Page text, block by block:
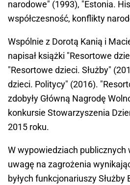
narodowe" (1993), "Estonia.
współczesność, konflikty
Wspólnie z Dorotą Kanią i
napisał książki "Resortowe
"Resortowe dzieci. Służby"
dzieci. Politycy" (2016).
zdobyły Główną Nagrodę
konkursie Stowarzyszenia
2015 roku.
W wypowiedziach publicznych
uwagę na zagrożenia
byłych funkcjonariuszy